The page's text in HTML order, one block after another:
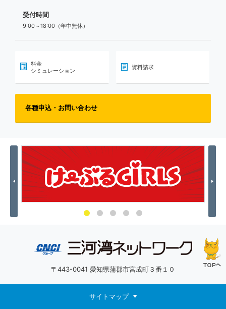
受付時間
9:00～18:00（年中無休）
料金
シミュレーション
資料請求
各種申込・お問い合わせ
Previous Next
〒443-0041 愛知県蒲郡市宮成町３番１０
サイトマップ